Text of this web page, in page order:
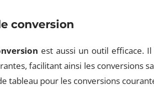
conversion
est aussi un outil efficace.
facilitant ainsi les conversions
tableau pour les conversions